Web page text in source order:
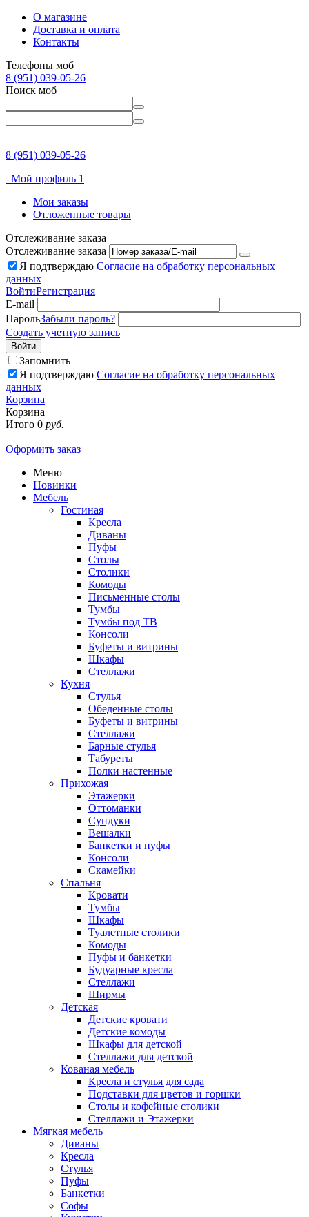
О магазине
Доставка и оплата
Контакты
Телефоны моб
8 (951) 039-05-26
Поиск моб
8 (951) 039-05-26
Мой профиль 1
Мои заказы
Отложенные товары
Отслеживание заказа
Отслеживание заказа
Я подтверждаю Согласие на обработку персональных
данных
ВойтиРегистрация
E-mail
ПарольЗабыли пароль?
Создать учетную запись
Войти
Запомнить
Я подтверждаю Согласие на обработку персональных
данных
Корзина
Корзина
Итого 0 руб.
Оформить заказ
Меню
Новинки
Мебель
Гостиная
Кресла
Диваны
Пуфы
Столы
Столики
Комоды
Письменные столы
Тумбы
Тумбы под ТВ
Консоли
Буфеты и витрины
Шкафы
Стеллажи
Кухня
Стулья
Обеденные столы
Буфеты и витрины
Стеллажи
Барные стулья
Табуреты
Полки настенные
Прихожая
Этажерки
Оттоманки
Сундуки
Вешалки
Банкетки и пуфы
Консоли
Скамейки
Спальня
Кровати
Тумбы
Шкафы
Туалетные столики
Комоды
Пуфы и банкетки
Будуарные кресла
Стеллажи
Ширмы
Детская
Детские кровати
Детские комоды
Шкафы для детской
Стеллажи для детской
Кованая мебель
Кресла и стулья для сада
Подставки для цветов и горшки
Столы и кофейные столики
Стеллажи и Этажерки
Мягкая мебель
Диваны
Кресла
Стулья
Пуфы
Банкетки
Софы